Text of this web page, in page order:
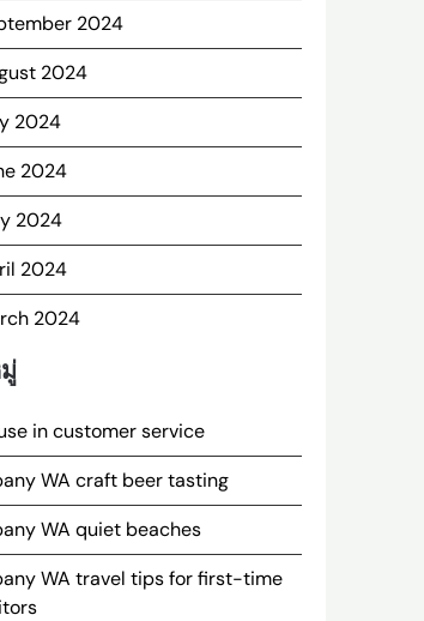
2024
2024
2024
2024
2024
2024
2024
in customer service
WA craft beer tasting
WA quiet beaches
WA travel tips for first-time